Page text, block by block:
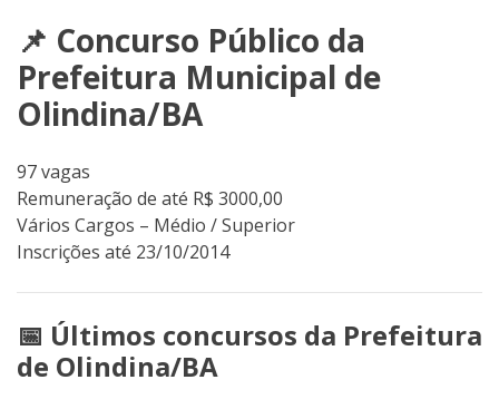
📌 Concurso Público da
Prefeitura Municipal de
Olindina/BA
97 vagas
Remuneração de até R$ 3000,00
Vários Cargos – Médio / Superior
Inscrições até 23/10/2014
📅 Últimos concursos da Prefeitura
de Olindina/BA